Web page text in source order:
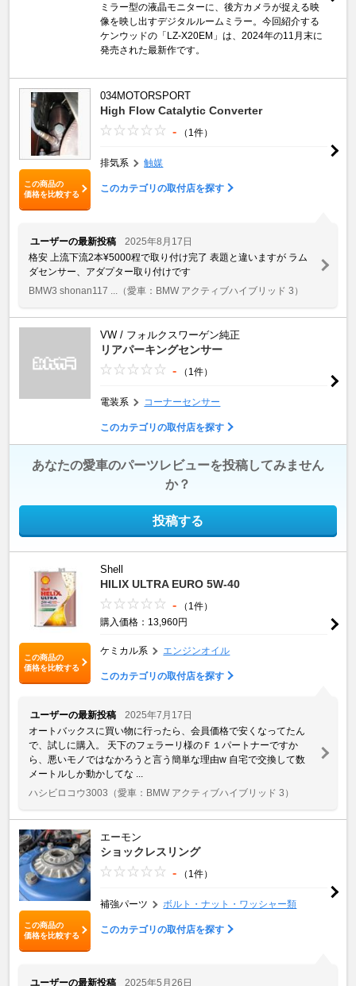
ミラー型の液晶モニターに、後方カメラが捉える映
像を映し出すデジタルルームミラー。今回紹介する
ケンウッドの「LZ-X20EM」は、2024年の11月末に
発売された最新作です。
この商品の
価格を比較する
034MOTORSPORT
High Flow Catalytic Converter
- （1件）
排気系 触媒
このカテゴリの取付店を探す
ユーザーの最新投稿
2025年8月17日
格安 上流下流2本¥5000程で取り付け完了 表題と違いますが ラム
ダセンサー、アダプター取り付けです
BMW3 shonan117 ...
（愛車：BMW アクティブハイブリッド 3）
VW / フォルクスワーゲン純正
リアパーキングセンサー
- （1件）
電装系 コーナーセンサー
このカテゴリの取付店を探す
あなたの愛車のパーツレビューを投稿してみません
か？
投稿する
この商品の
価格を比較する
Shell
HILIX ULTRA EURO 5W-40
-
（1件）
購入価格：13,960円
ケミカル系 エンジンオイル
このカテゴリの取付店を探す
ユーザーの最新投稿
2025年7月17日
オートバックスに買い物に行ったら、会員価格で安くなってたん
で、試しに購入。 天下のフェラーリ様のＦ１パートナーですか
ら、悪いモノではなかろうと言う簡単な理由w 自宅で交換して数
メートルしか動かしてな ...
ハシビロコウ3003 （愛車：BMW アクティブハイブリッド 3）
この商品の
価格を比較する
エーモン
ショックレスリング
- （1件）
補強パーツ ボルト・ナット・ワッシャー類
このカテゴリの取付店を探す
ユーザーの最新投稿
2025年5月26日